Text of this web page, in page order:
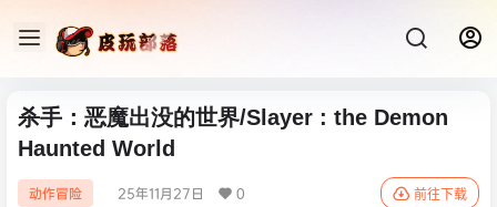
杀手：恶魔出没的世界/Slayer : the Demon
Haunted World
动作冒险 25年11月27日 0 前往下载